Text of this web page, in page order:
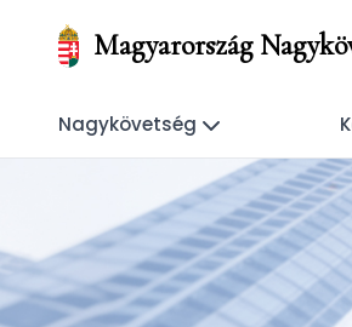
Magyarország
Nagykövetség